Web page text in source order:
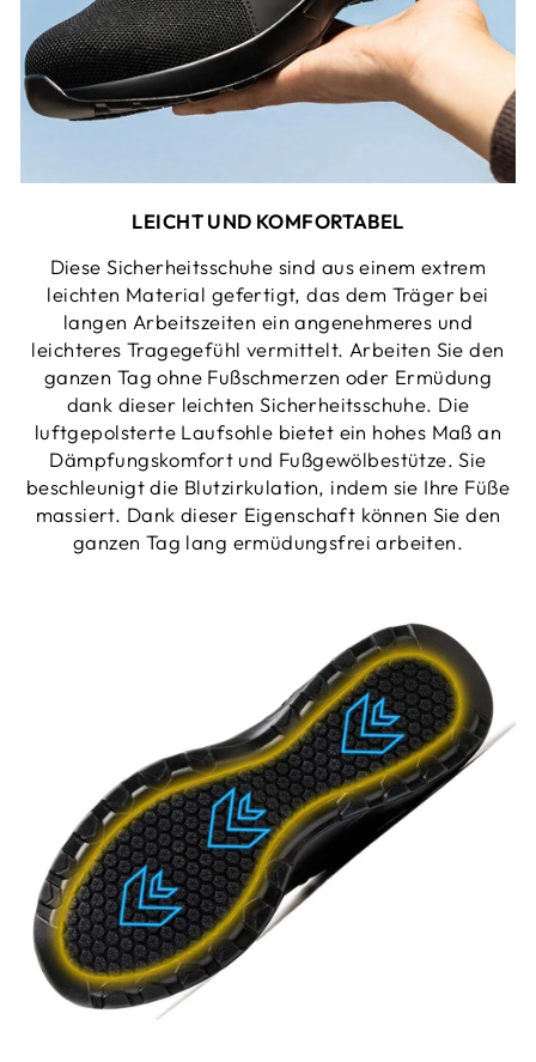
LEICHT UND KOMFORTABEL
Diese Sicherheitsschuhe sind aus einem extrem
leichten Material gefertigt, das dem Träger bei
langen Arbeitszeiten ein angenehmeres und
leichteres Tragegefühl vermittelt. Arbeiten Sie den
ganzen Tag ohne Fußschmerzen oder Ermüdung
dank dieser leichten Sicherheitsschuhe. Die
luftgepolsterte Laufsohle bietet ein hohes Maß an
Dämpfungskomfort und Fußgewölbestütze. Sie
beschleunigt die Blutzirkulation, indem sie Ihre Füße
massiert. Dank dieser Eigenschaft können Sie den
ganzen Tag lang ermüdungsfrei arbeiten.